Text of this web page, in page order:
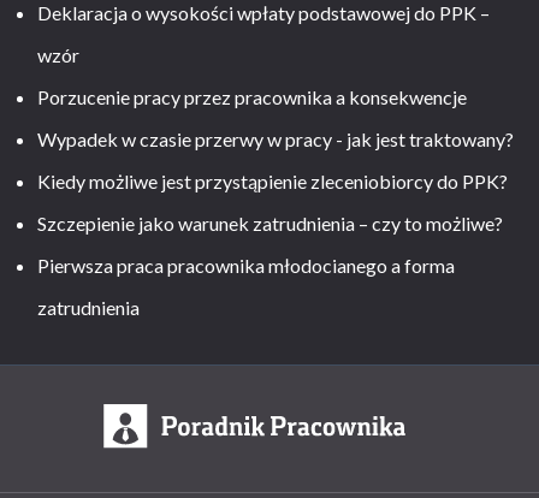
Deklaracja o wysokości wpłaty podstawowej do PPK –
wzór
Porzucenie pracy przez pracownika a konsekwencje
Wypadek w czasie przerwy w pracy - jak jest traktowany?
Kiedy możliwe jest przystąpienie zleceniobiorcy do PPK?
Szczepienie jako warunek zatrudnienia – czy to możliwe?
Pierwsza praca pracownika młodocianego a forma
zatrudnienia